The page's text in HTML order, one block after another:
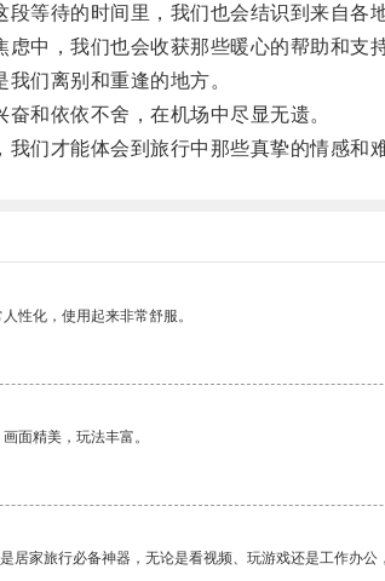
待的时间里，我们也会结识到来自各地
中，我们也会收获那些暖心的帮助和支持
们离别和重逢的地方。
和依依不舍，在机场中尽显无遗。
们才能体会到旅行中那些真挚的情感和难
性化，使用起来非常舒服。
面精美，玩法丰富。
居家旅行必备神器，无论是看视频、玩游戏还是工作办公